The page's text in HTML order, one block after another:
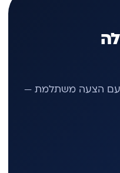
עם הצעה משתלמת —